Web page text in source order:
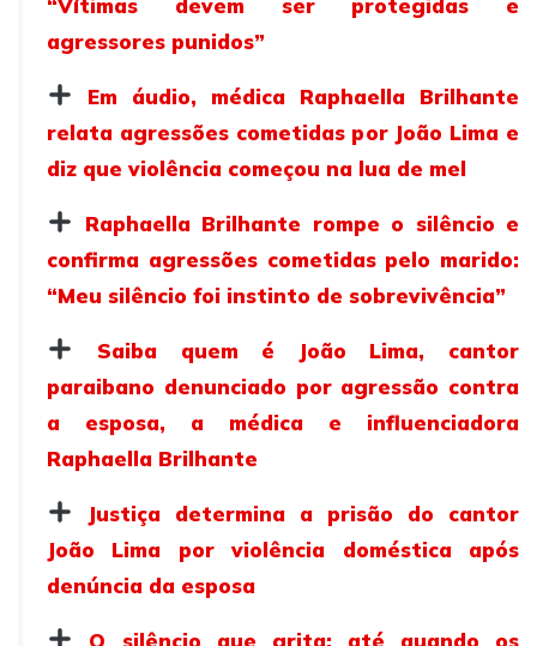
“Vítimas devem ser protegidas e
agressores punidos”
Em áudio, médica Raphaella Brilhante
relata agressões cometidas por João Lima e
diz que violência começou na lua de mel
Raphaella Brilhante rompe o silêncio e
confirma agressões cometidas pelo marido:
“Meu silêncio foi instinto de sobrevivência”
Saiba quem é João Lima, cantor
paraibano denunciado por agressão contra
a esposa, a médica e influenciadora
Raphaella Brilhante
Justiça determina a prisão do cantor
João Lima por violência doméstica após
denúncia da esposa
O silêncio que grita: até quando os